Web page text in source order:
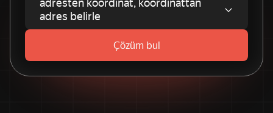
adresten koordinat, koordinattan
adres belirle
Çözüm bul